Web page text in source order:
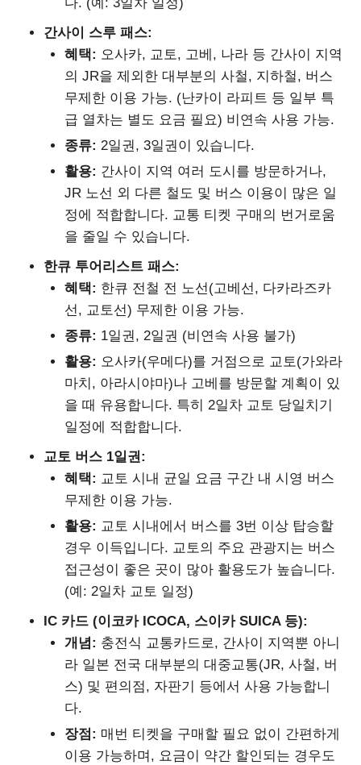
간사이 스루 패스:
혜택: 오사카, 교토, 고베, 나라 등 간사이 지역
의 JR을 제외한 대부분의 사철, 지하철, 버스
무제한 이용 가능. (난카이 라피트 등 일부 특
급 열차는 별도 요금 필요) 비연속 사용 가능.
종류: 2일권, 3일권이 있습니다.
활용: 간사이 지역 여러 도시를 방문하거나,
JR 노선 외 다른 철도 및 버스 이용이 많은 일
정에 적합합니다. 교통 티켓 구매의 번거로움
을 줄일 수 있습니다.
한큐 투어리스트 패스:
혜택: 한큐 전철 전 노선(고베선, 다카라즈카
선, 교토선) 무제한 이용 가능.
종류: 1일권, 2일권 (비연속 사용 불가)
활용: 오사카(우메다)를 거점으로 교토(가와라
마치, 아라시야마)나 고베를 방문할 계획이 있
을 때 유용합니다. 특히 2일차 교토 당일치기
일정에 적합합니다.
교토 버스 1일권:
혜택: 교토 시내 균일 요금 구간 내 시영 버스
무제한 이용 가능.
활용: 교토 시내에서 버스를 3번 이상 탑승할
경우 이득입니다. 교토의 주요 관광지는 버스
접근성이 좋은 곳이 많아 활용도가 높습니다.
(예: 2일차 교토 일정)
IC 카드 (이코카 ICOCA, 스이카 SUICA 등):
개념: 충전식 교통카드로, 간사이 지역뿐 아니
라 일본 전국 대부분의 대중교통(JR, 사철, 버
스) 및 편의점, 자판기 등에서 사용 가능합니
다.
장점: 매번 티켓을 구매할 필요 없이 간편하게
이용 가능하며, 요금이 약간 할인되는 경우도